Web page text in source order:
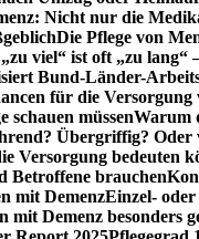
Nicht nur die
Die Pflege von
viel“ ist oft „zu lang“
Bund-Länder-
für die Versorgung
schauen müssenWarum
Übergriffig? Oder
Versorgung bedeuten
Betroffene brauchen
mit DemenzEinzel- oder
mit Demenz besonders